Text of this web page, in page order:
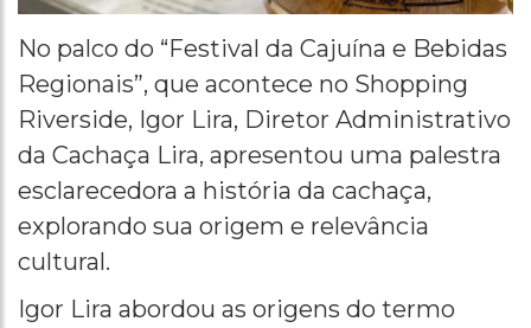
No palco do “Festival da Cajuína e Bebidas
Regionais”, que acontece no Shopping
Riverside, Igor Lira, Diretor Administrativo
da Cachaça Lira, apresentou uma palestra
esclarecedora a história da cachaça,
explorando sua origem e relevância
cultural.
Igor Lira abordou as origens do termo